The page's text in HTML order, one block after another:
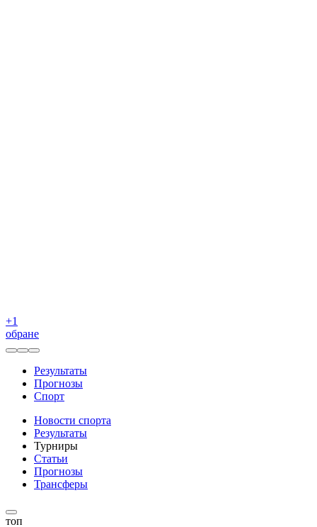
+1
обране
Результаты
Прогнозы
Спорт
Новости спорта
Результаты
Турниры
Статьи
Прогнозы
Трансферы
топ